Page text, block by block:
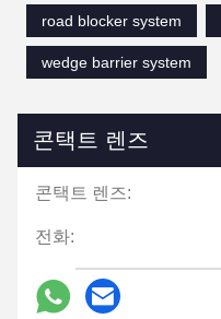
road blocker system
wedge barrier system
콘택트 렌즈
콘택트 렌즈:
전화: